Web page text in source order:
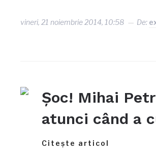
vineri, 21 noiembrie 2014, 10:58 De:
Şoc! Mihai
atunci când a
Citește articol